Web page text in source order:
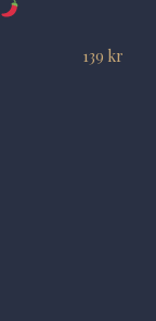
139 kr